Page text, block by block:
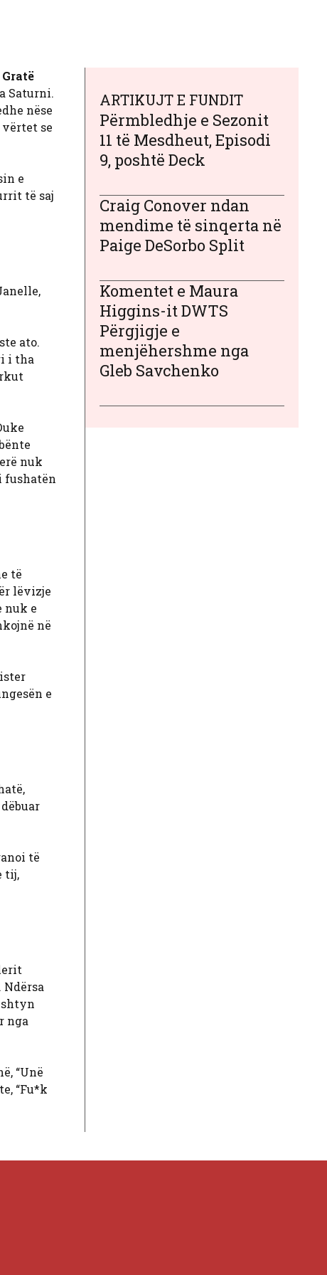
Gratë
Saturni.
nëse
se
e
të saj
ato.
i tha
nuk
fushatën
të
lëvizje
nuk e
në
e
të
tij,
shtyn
nga
“Unë
“Fu*k
ARTIKUJT E FUNDIT
Përmbledhje e Sezonit
11 të Mesdheut, Episodi
9, poshtë Deck
Craig Conover ndan
mendime të sinqerta në
Paige DeSorbo Split
Komentet e Maura
Higgins-it DWTS
Përgjigje e
menjëhershme nga
Gleb Savchenko